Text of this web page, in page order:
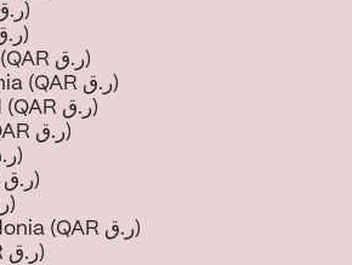
Nauru (QAR ر.ق)
Nepal (QAR ر.ق)
Netherlands (QAR ر.ق)
New Caledonia (QAR ر.ق)
New Zealand (QAR ر.ق)
Nicaragua (QAR ر.ق)
Niger (QAR ر.ق)
Nigeria (QAR ر.ق)
Niue (QAR ر.ق)
North Macedonia (QAR ر.ق)
Norway (QAR ر.ق)